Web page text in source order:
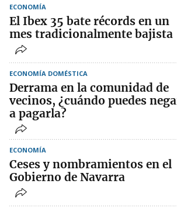
ECONOMÍA
El Ibex 35 bate récords en un
mes tradicionalmente bajista
ECONOMÍA DOMÉSTICA
Derrama en la comunidad de
vecinos, ¿cuándo puedes
a pagarla?
ECONOMÍA
Ceses y nombramientos en el
Gobierno de Navarra